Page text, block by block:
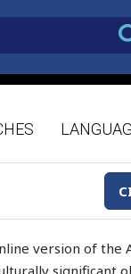
version of the
significant